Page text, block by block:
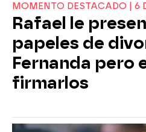
MOMENTO DESTACADO | 6
Rafael le
papeles de
Fernanda pero
firmarlos